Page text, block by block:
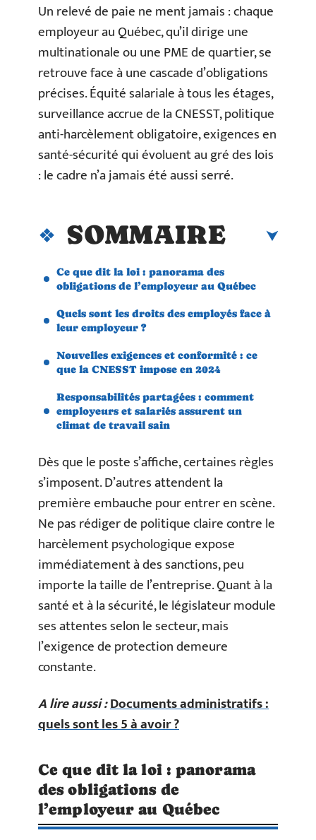
Un relevé de paie ne ment jamais : chaque
employeur au Québec, qu’il dirige une
multinationale ou une PME de quartier, se
retrouve face à une cascade d’obligations
précises. Équité salariale à tous les étages,
surveillance accrue de la CNESST, politique
anti-harcèlement obligatoire, exigences en
santé-sécurité qui évoluent au gré des lois
: le cadre n’a jamais été aussi serré.
SOMMAIRE
Ce que dit la loi : panorama des
obligations de l’employeur au Québec
Quels sont les droits des employés face à
leur employeur ?
Nouvelles exigences et conformité : ce
que la CNESST impose en 2024
Responsabilités partagées : comment
employeurs et salariés assurent un
climat de travail sain
Dès que le poste s’affiche, certaines règles
s’imposent. D’autres attendent la
première embauche pour entrer en scène.
Ne pas rédiger de politique claire contre le
harcèlement psychologique expose
immédiatement à des sanctions, peu
importe la taille de l’entreprise. Quant à la
santé et à la sécurité, le législateur module
ses attentes selon le secteur, mais
l’exigence de protection demeure
constante.
A lire aussi :Documents administratifs :
quels sont les 5 à avoir ?
Ce que dit la loi : panorama
des obligations de
l’employeur au Québec